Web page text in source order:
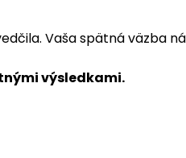
Vaša spätná väzba
výsledkami.